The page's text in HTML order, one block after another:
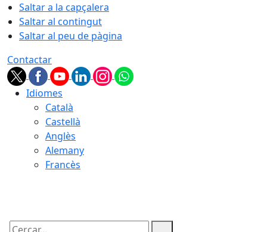
Saltar a la capçalera
Saltar al contingut
Saltar al peu de pàgina
Contactar
Idiomes
Català
Castellà
Anglès
Alemany
Francès